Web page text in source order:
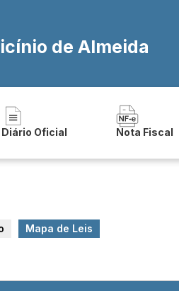
de Almeida
Diário Oficial Nota Fiscal
Mapa de Leis